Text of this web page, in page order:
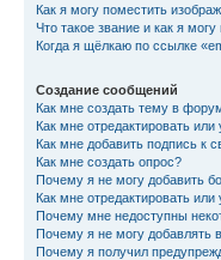
Как я могу поместить
Что такое звание и как я могу
Когда я щёлкаю по ссылке
Создание сообщений
Как мне создать тему в
Как мне отредактировать
Как мне добавить подпись к
Как мне создать опрос?
Почему я не могу добавить
Как мне отредактировать или
Почему мне недоступны
Почему я не могу добавлять
Почему я получил